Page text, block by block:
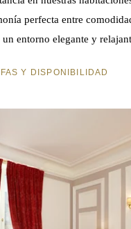
perfecta entre
entorno elegante y
Y DISPONIBILIDAD